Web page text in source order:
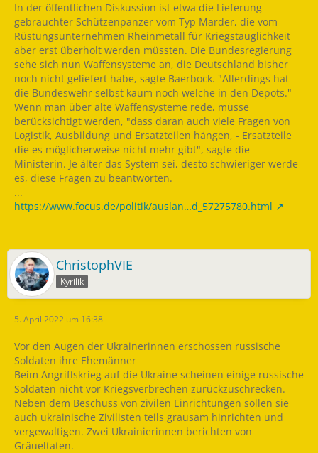
In der öffentlichen Diskussion ist etwa die Lieferung
gebrauchter Schützenpanzer vom Typ Marder, die vom
Rüstungsunternehmen Rheinmetall für Kriegstauglichkeit
aber erst überholt werden müssten. Die Bundesregierung
sehe sich nun Waffensysteme an, die Deutschland bisher
noch nicht geliefert habe, sagte Baerbock. "Allerdings hat
die Bundeswehr selbst kaum noch welche in den Depots."
Wenn man über alte Waffensysteme rede, müsse
berücksichtigt werden, "dass daran auch viele Fragen von
Logistik, Ausbildung und Ersatzteilen hängen, - Ersatzteile
die es möglicherweise nicht mehr gibt", sagte die
Ministerin. Je älter das System sei, desto schwieriger werde
es, diese Fragen zu beantworten.
...
https://www.focus.de/politik/auslan…d_57275780.html
ChristophVIE
Kyrilik
5. April 2022 um 16:38
Vor den Augen der Ukrainerinnen erschossen russische
Soldaten ihre Ehemänner
Beim Angriffskrieg auf die Ukraine scheinen einige russische
Soldaten nicht vor Kriegsverbrechen zurückzuschrecken.
Neben dem Beschuss von zivilen Einrichtungen sollen sie
auch ukrainische Zivilisten teils grausam hinrichten und
vergewaltigen. Zwei Ukrainierinnen berichten von
Gräueltaten.